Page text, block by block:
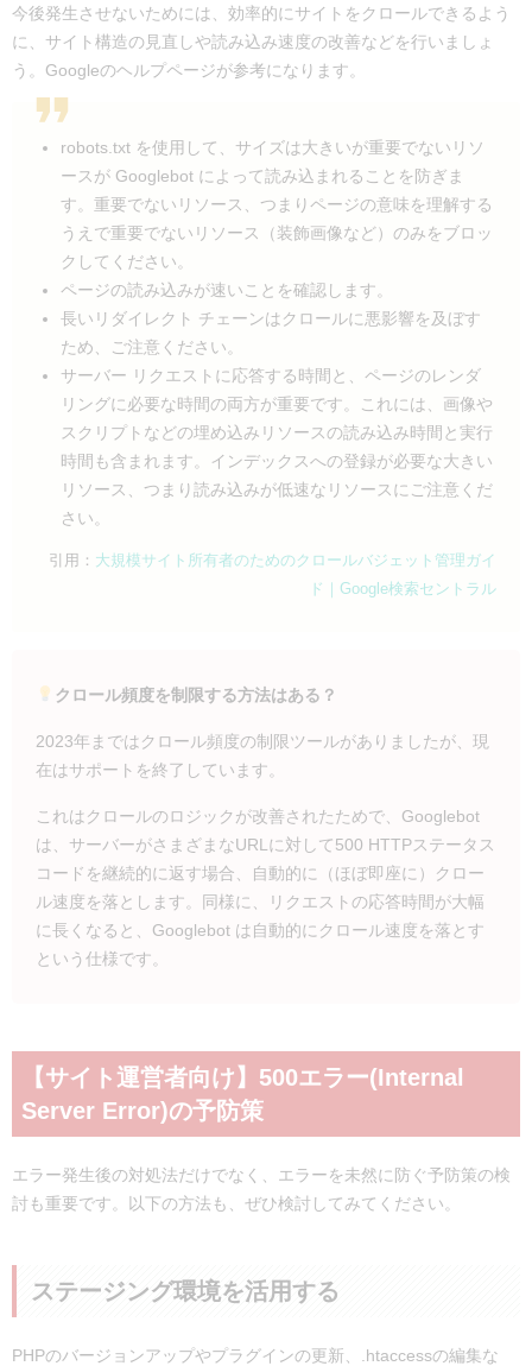
今後発生させないためには、効率的にサイトをクロールできるよう
に、サイト構造の見直しや読み込み速度の改善などを行いましょ
う。Googleのヘルプページが参考になります。
robots.txt を使用して、サイズは大きいが重要でないリソ
ースが Googlebot によって読み込まれることを防ぎま
す。重要でないリソース、つまりページの意味を理解する
うえで重要でないリソース（装飾画像など）のみをブロッ
クしてください。
ページの読み込みが速いことを確認します。
長いリダイレクト チェーンはクロールに悪影響を及ぼす
ため、ご注意ください。
サーバー リクエストに応答する時間と、ページのレンダ
リングに必要な時間の両方が重要です。これには、画像や
スクリプトなどの埋め込みリソースの読み込み時間と実行
時間も含まれます。インデックスへの登録が必要な大きい
リソース、つまり読み込みが低速なリソースにご注意くだ
さい。
引用： 大規模サイト所有者のためのクロールバジェット管理ガイ
ド｜Google検索セントラル
クロール頻度を制限する方法はある？
2023年まではクロール頻度の制限ツールがありましたが、現
在はサポートを終了しています。
これはクロールのロジックが改善されたためで、Googlebot
は、サーバーがさまざまなURLに対して500 HTTPステータス
コードを継続的に返す場合、自動的に（ほぼ即座に）クロー
ル速度を落とします。同様に、リクエストの応答時間が大幅
に長くなると、Googlebot は自動的にクロール速度を落とす
という仕様です。
【サイト運営者向け】500エラー(Internal
Server Error)の予防策
エラー発生後の対処法だけでなく、エラーを未然に防ぐ予防策の検
討も重要です。以下の方法も、ぜひ検討してみてください。
ステージング環境を活用する
PHPのバージョンアップやプラグインの更新、.htaccessの編集な